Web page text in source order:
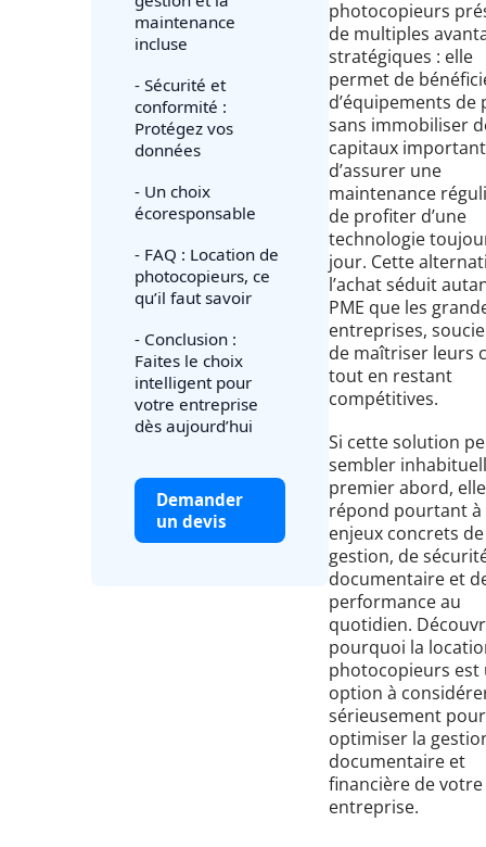
maintenance
incluse
- Sécurité et
conformité :
Protégez vos
données
- Un choix
écoresponsable
- FAQ : Location de
photocopieurs, ce
qu’il faut savoir
- Conclusion :
Faites le choix
intelligent pour
votre entreprise
dès aujourd’hui
Demander
un devis
photocopieurs
de multiples
stratégiques : elle
permet de
d’équipements de
sans immobiliser
capitaux
d’assurer une
maintenance
de profiter d’une
technologie
jour. Cette
l’achat séduit
PME que les
entreprises,
de maîtriser leurs
tout en restant
compétitives.
Si cette solution
sembler
premier abord, elle
répond pourtant à
enjeux concrets de
gestion, de
documentaire et
performance au
quotidien.
pourquoi la
photocopieurs est
option à
sérieusement pour
optimiser la
documentaire et
financière de votre
entreprise.